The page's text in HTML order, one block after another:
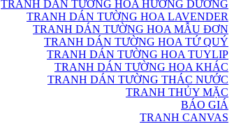
TRANH DÁN TƯỜNG HOA HƯỚNG DƯƠNG
TRANH DÁN TƯỜNG HOA LAVENDER
TRANH DÁN TƯỜNG HOA MẪU ĐƠN
TRANH DÁN TƯỜNG HOA TỨ QUÝ
TRANH DÁN TƯỜNG HOA TUYLIP
TRANH DÁN TƯỜNG HOA KHÁC
TRANH DÁN TƯỜNG THÁC NƯỚC
TRANH THỦY MẶC
BÁO GIÁ
TRANH CANVAS